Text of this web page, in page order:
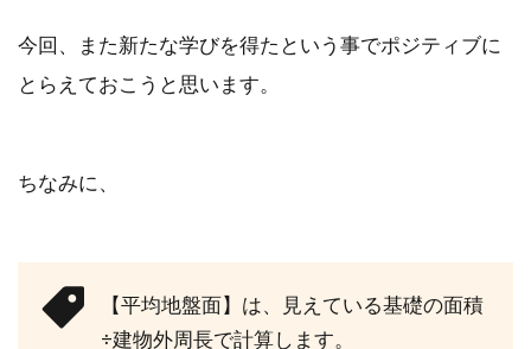
今回、また新たな学びを得たという事でポジティブに
とらえておこうと思います。
ちなみに、
【平均地盤面】は、見えている基礎の面積
÷建物外周長で計算します。